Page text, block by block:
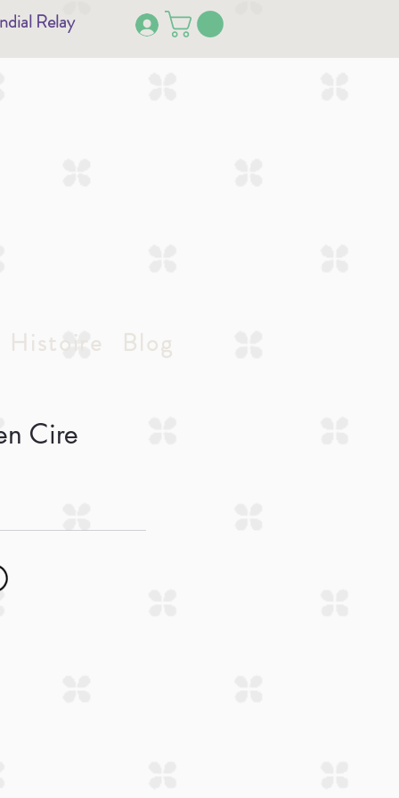
Relay
Cire
Histoire Blog